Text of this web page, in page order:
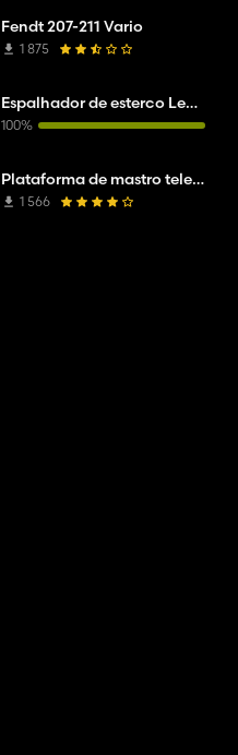
Fendt 207-211 Vario
1 875
Espalhador de esterco Leboulch
100%
Plataforma de mastro telescópico Mercedes Benz Econic WISS
1 566